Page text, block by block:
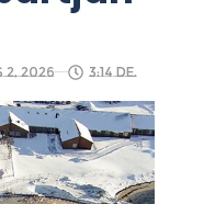
2026 3:14 de.